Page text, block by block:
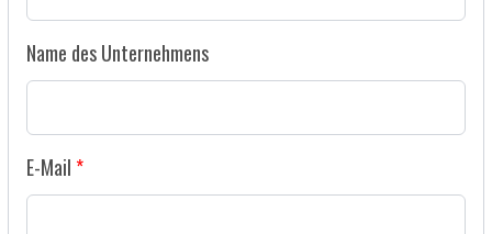
Name des Unternehmens
E-Mail